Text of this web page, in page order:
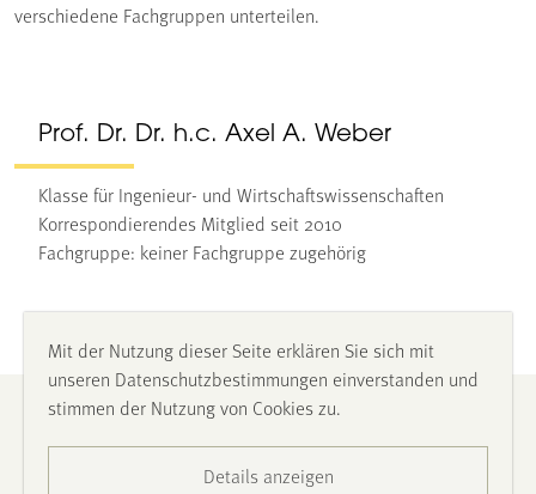
verschiedene Fachgruppen unterteilen.
Prof. Dr. Dr. h.c. Axel A. Weber
Klasse für Ingenieur- und Wirtschaftswissenschaften
Korrespondierendes Mitglied seit 2010
Fachgruppe: keiner Fachgruppe zugehörig
Impressum
Mit der Nutzung dieser Seite erklären Sie sich mit
unseren Datenschutzbestimmungen einverstanden und
stimmen der Nutzung von Cookies zu.
Details anzeigen